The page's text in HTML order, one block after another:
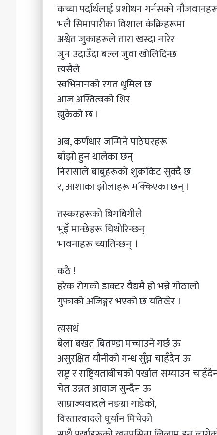
कच्चा पर्दार्थलाई प्रशोधन गर्नसक्ने
भलै सिमापारीका विशाल कंक्रिहरूमा
अश्वेत जुकाहरूले तारा खस्दा नारेर
जुन उदाउँदा बल्ल जुवा खोलिदिन्छ
त्यसैले
स्वभिमानको रगत धुमिल छ
आज अस्तित्वको शिर
झुकेको छ ।
अब, कर्णधार जन्मिने पाठेघरहरू
बाँझो हुन थालेका छन्
निरासाले बाबुहरूको शुक्रकिट सुक्दै छ
र, आशाका झोलाहरू मक्किएका छन् ।
तस्करहरूको बिगबिगीले
भुइँ मान्छेहरू चिथोरिन्छन्
भावनाहरू च्यातिन्छन् ।
कठै !
हरेक रोगको डाक्टर वैद्यमै हो भन्ने गोठालो
गुफाको अजिङ्गर भएको छ यतिखेर ।
त्यसर्थ
बेला बखत बितण्डा मच्चाउने गर्छ ऊ
असुरक्षित यौनीको गन्ध सुँघ्न चाहँदैन ऊ
राष्ट्र र राष्ट्रियताबीचको पर्खाल सम्याउन
चेत उन्नत आवाज सुन्दैन ऊ
साम्राज्यवादले नङग्रा गाडेको,
विस्तारवादले घुर्यान मिचेको